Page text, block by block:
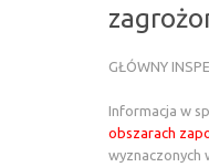
GŁÓWNY
Informacja w
obszarach
wyznaczonych